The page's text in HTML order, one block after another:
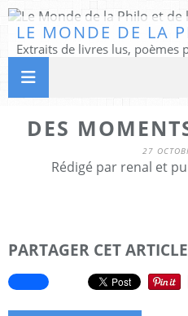
DES
27
Rédigé par renal et
PARTAGER CET ARTICLE